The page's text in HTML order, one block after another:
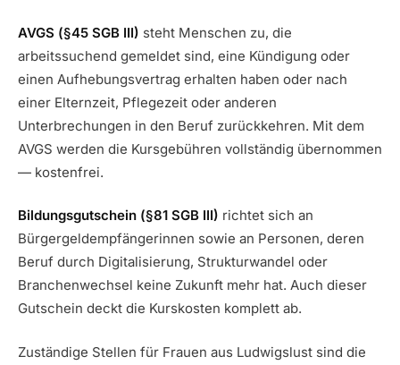
AVGS (§45 SGB III) steht Menschen zu, die
arbeitssuchend gemeldet sind, eine Kündigung oder
einen Aufhebungsvertrag erhalten haben oder nach
einer Elternzeit, Pflegezeit oder anderen
Unterbrechungen in den Beruf zurückkehren. Mit dem
AVGS werden die Kursgebühren vollständig übernommen
— kostenfrei.
Bildungsgutschein (§81 SGB III) richtet sich an
Bürgergeldempfängerinnen sowie an Personen, deren
Beruf durch Digitalisierung, Strukturwandel oder
Branchenwechsel keine Zukunft mehr hat. Auch dieser
Gutschein deckt die Kurskosten komplett ab.
Zuständige Stellen für Frauen aus Ludwigslust sind die